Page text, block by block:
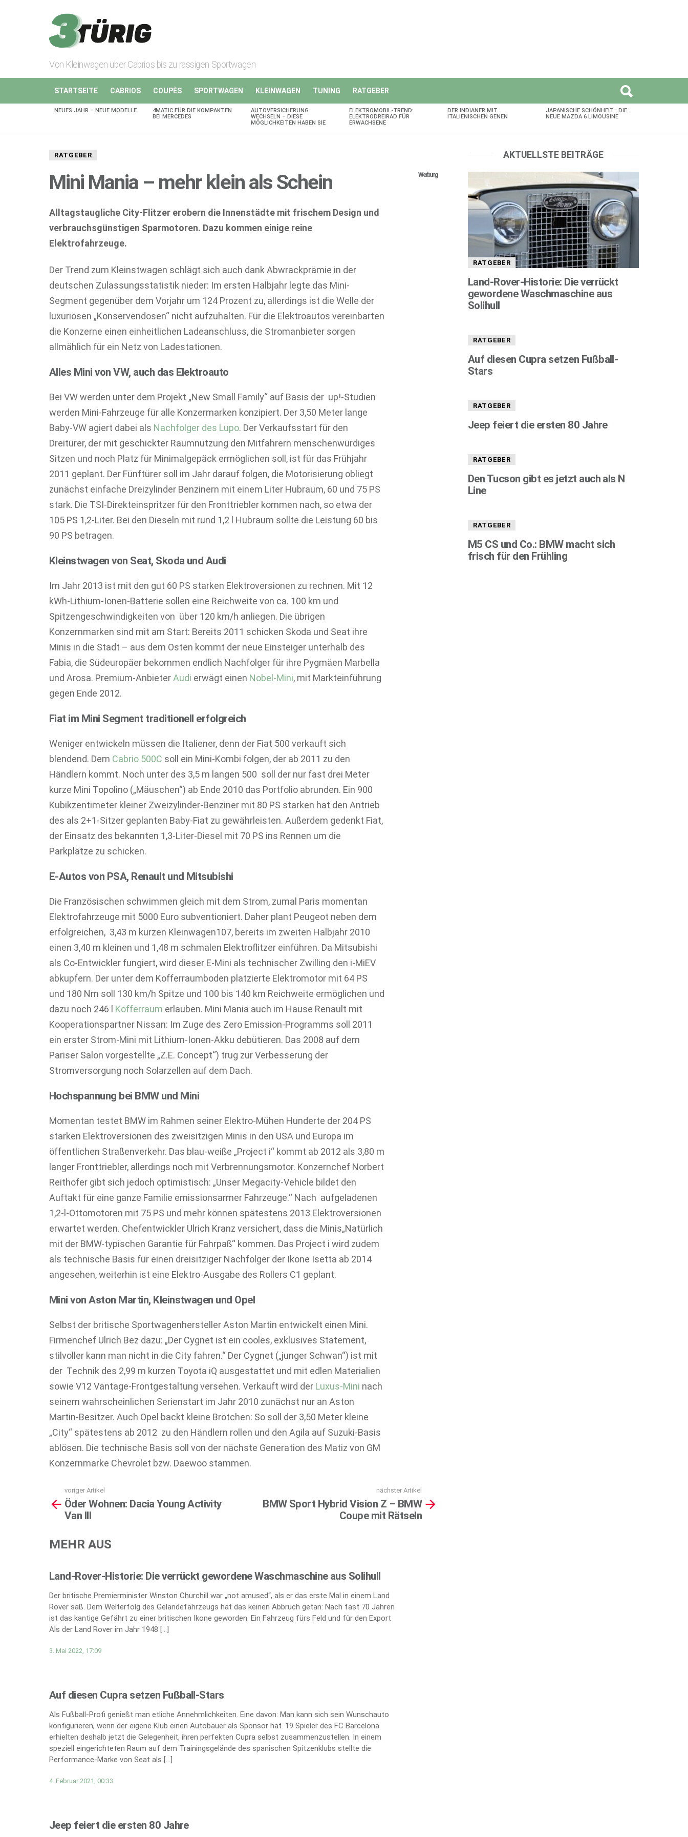
Von Kleinwagen über Cabrios bis zu rassigen Sportwagen
STARTSEITE CABRIOS COUPÈS SPORTWAGEN KLEINWAGEN TUNING RATGEBER
AKTUELLES
NEUES JAHR – NEUE MODELLE
4MATIC FÜR DIE KOMPAKTEN
BEI MERCEDES
AUTOVERSICHERUNG
WECHSELN – DIESE
MÖGLICHKEITEN HABEN SIE
ELEKTROMOBIL-TREND:
ELEKTRODREIRAD FÜR
ERWACHSENE
DER INDIANER MIT
ITALIENISCHEN GENEN
JAPANISCHE SCHÖNHEIT : DIE
NEUE MAZDA 6 LIMOUSINE
RATGEBER
Mini Mania – mehr klein als Schein Werbung
Alltagstaugliche City-Flitzer erobern die Innenstädte mit frischem Design und
verbrauchsgünstigen Sparmotoren. Dazu kommen einige reine
Elektrofahrzeuge.
Der Trend zum Kleinstwagen schlägt sich auch dank Abwrackprämie in der
deutschen Zulassungsstatistik nieder: Im ersten Halbjahr legte das Mini-
Segment gegenüber dem Vorjahr um 124 Prozent zu, allerdings ist die Welle der
luxuriösen „Konservendosen“ nicht aufzuhalten. Für die Elektroautos vereinbarten
die Konzerne einen einheitlichen Ladeanschluss, die Stromanbieter sorgen
allmählich für ein Netz von Ladestationen.
Alles Mini von VW, auch das Elektroauto
Bei VW werden unter dem Projekt „New Small Family“ auf Basis der up!-Studien
werden Mini-Fahrzeuge für alle Konzermarken konzipiert. Der 3,50 Meter lange
Baby-VW agiert dabei als Nachfolger des Lupo. Der Verkaufsstart für den
Dreitürer, der mit geschickter Raumnutzung den Mitfahrern menschenwürdiges
Sitzen und noch Platz für Minimalgepäck ermöglichen soll, ist für das Frühjahr
2011 geplant. Der Fünftürer soll im Jahr darauf folgen, die Motorisierung obliegt
zunächst einfache Dreizylinder Benzinern mit einem Liter Hubraum, 60 und 75 PS
stark. Die TSI-Direkteinspritzer für den Fronttriebler kommen nach, so etwa der
105 PS 1,2-Liter. Bei den Dieseln mit rund 1,2 l Hubraum sollte die Leistung 60 bis
90 PS betragen.
Kleinstwagen von Seat, Skoda und Audi
Im Jahr 2013 ist mit den gut 60 PS starken Elektroversionen zu rechnen. Mit 12
kWh-Lithium-Ionen-Batterie sollen eine Reichweite von ca. 100 km und
Spitzengeschwindigkeiten von über 120 km/h anliegen. Die übrigen
Konzernmarken sind mit am Start: Bereits 2011 schicken Skoda und Seat ihre
Minis in die Stadt – aus dem Osten kommt der neue Einsteiger unterhalb des
Fabia, die Südeuropäer bekommen endlich Nachfolger für ihre Pygmäen Marbella
und Arosa. Premium-Anbieter Audi erwägt einen Nobel-Mini, mit Markteinführung
gegen Ende 2012.
Fiat im Mini Segment traditionell erfolgreich
Weniger entwickeln müssen die Italiener, denn der Fiat 500 verkauft sich
blendend. Dem Cabrio 500C soll ein Mini-Kombi folgen, der ab 2011 zu den
Händlern kommt. Noch unter des 3,5 m langen 500 soll der nur fast drei Meter
kurze Mini Topolino („Mäuschen“) ab Ende 2010 das Portfolio abrunden. Ein 900
Kubikzentimeter kleiner Zweizylinder-Benziner mit 80 PS starken hat den Antrieb
des als 2+1-Sitzer geplanten Baby-Fiat zu gewährleisten. Außerdem gedenkt Fiat,
der Einsatz des bekannten 1,3-Liter-Diesel mit 70 PS ins Rennen um die
Parkplätze zu schicken.
E-Autos von PSA, Renault und Mitsubishi
Die Französischen schwimmen gleich mit dem Strom, zumal Paris momentan
Elektrofahrzeuge mit 5000 Euro subventioniert. Daher plant Peugeot neben dem
erfolgreichen, 3,43 m kurzen Kleinwagen107, bereits im zweiten Halbjahr 2010
einen 3,40 m kleinen und 1,48 m schmalen Elektroflitzer einführen. Da Mitsubishi
als Co-Entwickler fungiert, wird dieser E-Mini als technischer Zwilling den i-MiEV
abkupfern. Der unter dem Kofferraumboden platzierte Elektromotor mit 64 PS
und 180 Nm soll 130 km/h Spitze und 100 bis 140 km Reichweite ermöglichen und
dazu noch 246 l Kofferraum erlauben. Mini Mania auch im Hause Renault mit
Kooperationspartner Nissan: Im Zuge des Zero Emission-Programms soll 2011
ein erster Strom-Mini mit Lithium-Ionen-Akku debütieren. Das 2008 auf dem
Pariser Salon vorgestellte „Z.E. Concept“) trug zur Verbesserung der
Stromversorgung noch Solarzellen auf dem Dach.
Hochspannung bei BMW und Mini
Momentan testet BMW im Rahmen seiner Elektro-Mühen Hunderte der 204 PS
starken Elektroversionen des zweisitzigen Minis in den USA und Europa im
öffentlichen Straßenverkehr. Das blau-weiße „Project i“ kommt ab 2012 als 3,80 m
langer Fronttriebler, allerdings noch mit Verbrennungsmotor. Konzernchef Norbert
Reithofer gibt sich jedoch optimistisch: „Unser Megacity-Vehicle bildet den
Auftakt für eine ganze Familie emissionsarmer Fahrzeuge.“ Nach aufgeladenen
1,2-l-Ottomotoren mit 75 PS und mehr können spätestens 2013 Elektroversionen
erwartet werden. Chefentwickler Ulrich Kranz versichert, dass die Minis„Natürlich
mit der BMW-typischen Garantie für Fahrpaß“ kommen. Das Project i wird zudem
als technische Basis für einen dreisitziger Nachfolger der Ikone Isetta ab 2014
angesehen, weiterhin ist eine Elektro-Ausgabe des Rollers C1 geplant.
Mini von Aston Martin, Kleinstwagen und Opel
Selbst der britische Sportwagenhersteller Aston Martin entwickelt einen Mini.
Firmenchef Ulrich Bez dazu: „Der Cygnet ist ein cooles, exklusives Statement,
stilvoller kann man nicht in die City fahren.“ Der Cygnet („junger Schwan“) ist mit
der Technik des 2,99 m kurzen Toyota iQ ausgestattet und mit edlen Materialien
sowie V12 Vantage-Frontgestaltung versehen. Verkauft wird der Luxus-Mini nach
seinem wahrscheinlichen Serienstart im Jahr 2010 zunächst nur an Aston
Martin-Besitzer. Auch Opel backt kleine Brötchen: So soll der 3,50 Meter kleine
„City“ spätestens ab 2012 zu den Händlern rollen und den Agila auf Suzuki-Basis
ablösen. Die technische Basis soll von der nächste Generation des Matiz von GM
Konzernmarke Chevrolet bzw. Daewoo stammen.
more
voriger Artikel
Öder Wohnen: Dacia Young Activity
Van III
nächster Artikel
BMW Sport Hybrid Vision Z – BMW
Coupe mit Rätseln
MEHR AUS
Land-Rover-Historie: Die verrückt gewordene Waschmaschine aus Solihull
Der britische Premierminister Winston Churchill war „not amused“, als er das erste Mal in einem Land
Rover saß. Dem Welterfolg des Geländefahrzeugs hat das keinen Abbruch getan: Nach fast 70 Jahren
ist das kantige Gefährt zu einer britischen Ikone geworden. Ein Fahrzeug fürs Feld und für den Export
Als der Land Rover im Jahr 1948 […]
3. Mai 2022, 17:09
Auf diesen Cupra setzen Fußball-Stars
Als Fußball-Profi genießt man etliche Annehmlichkeiten. Eine davon: Man kann sich sein Wunschauto
konfigurieren, wenn der eigene Klub einen Autobauer als Sponsor hat. 19 Spieler des FC Barcelona
erhielten deshalb jetzt die Gelegenheit, ihren perfekten Cupra selbst zusammenzustellen. In einem
speziell eingerichteten Raum auf dem Trainingsgelände des spanischen Spitzenklubs stellte die
Performance-Marke von Seat als […]
4. Februar 2021, 00:33
Jeep feiert die ersten 80 Jahre
AKTUELLSTE BEITRÄGE
RATGEBER
Land-Rover-Historie: Die verrückt
gewordene Waschmaschine aus
Solihull
RATGEBER
Auf diesen Cupra setzen Fußball-
Stars
RATGEBER
Jeep feiert die ersten 80 Jahre
RATGEBER
Den Tucson gibt es jetzt auch als N
Line
RATGEBER
M5 CS und Co.: BMW macht sich
frisch für den Frühling